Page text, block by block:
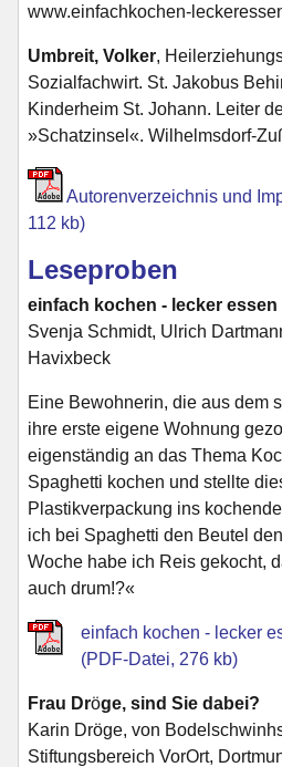
www.einfachkochen-
Umbreit, Volker,
Sozialfachwirt. St. Jakobus
Kinderheim St. Johann. Leiter
»Schatzinsel«. Wilhelmsdorf-
Autorenverzeichnis und
112 kb)
Leseproben
einfach kochen - lecker essen
Svenja Schmidt, Ulrich
Havixbeck
Eine Bewohnerin, die aus dem
ihre erste eigene Wohnung
eigenständig an das Thema
Spaghetti kochen und stellte
Plastikverpackung ins
ich bei Spaghetti den Beutel
Woche habe ich Reis gekocht,
auch drum!?«
einfach kochen - lecker
(PDF-Datei, 276 kb)
Frau Dröge, sind Sie dabei?
Karin Dröge, von
Stiftungsbereich VorOrt,